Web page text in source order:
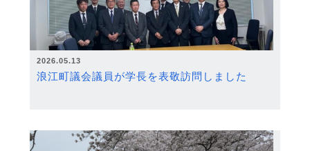
2026.05.13
浪江町議会議員が学長を表敬訪問しました